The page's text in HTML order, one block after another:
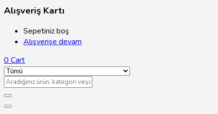
Alışveriş Kartı
Sepetiniz boş
Alışverişe devam
0Cart